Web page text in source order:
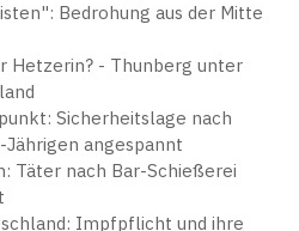
Bedrohung aus der Mitte
Hetzerin? - Thunberg unter
Sicherheitslage nach
angespannt
Täter nach Bar-Schießerei
Impfpflicht und ihre